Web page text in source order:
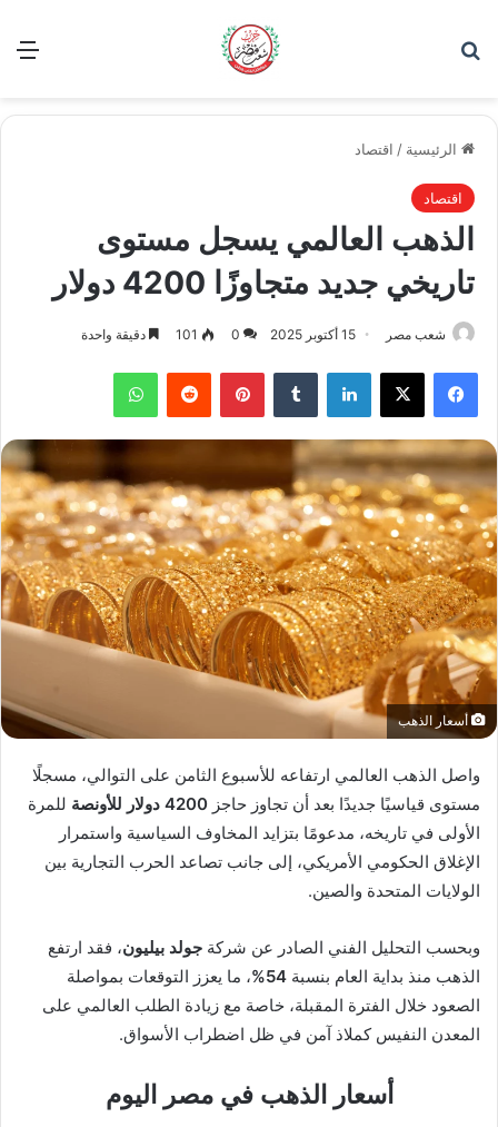
الرئيسية / اقتصاد
اقتصاد
الذهب العالمي يسجل مستوى
تاريخي جديد متجاوزًا 4200 دولار
شعب مصر 15 أكتوبر 2025 0
101 دقيقة واحدة
فيسبوك ‫X لينكدإن بينتيريست واتساب
أسعار الذهب
واصل الذهب العالمي ارتفاعه للأسبوع الثامن على التوالي، مسجلًا
مستوى قياسيًا جديدًا بعد أن تجاوز حاجز 4200 دولار للأونصة
للمرة
الأولى في تاريخه، مدعومًا بتزايد المخاوف السياسية واستمرار
الإغلاق الحكومي الأمريكي، إلى جانب تصاعد الحرب التجارية بين
الولايات المتحدة والصين.
وبحسب التحليل الفني الصادر عن شركة جولد بيليون، فقد ارتفع
الذهب منذ بداية العام بنسبة 54%
، ما يعزز التوقعات بمواصلة
الصعود خلال الفترة المقبلة، خاصة مع زيادة الطلب العالمي على
المعدن النفيس كملاذ آمن في ظل اضطراب الأسواق.
أسعار الذهب في مصر اليوم